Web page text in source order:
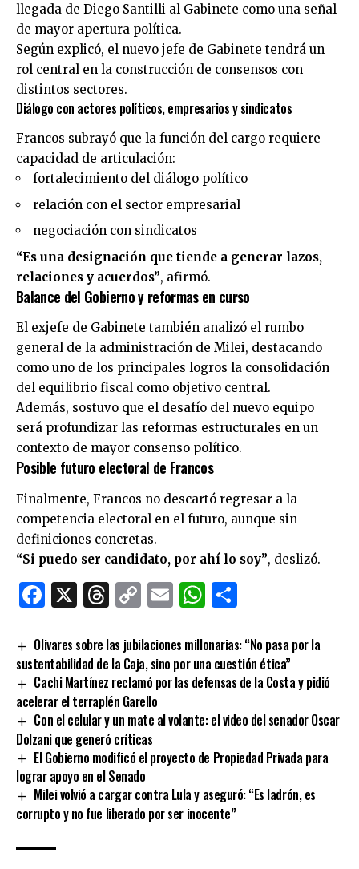
llegada de Diego Santilli al Gabinete como una señal
de mayor apertura política.
Según explicó, el nuevo jefe de Gabinete tendrá un
rol central en la construcción de consensos con
distintos sectores.
Diálogo con actores políticos, empresarios y sindicatos
Francos subrayó que la función del cargo requiere
capacidad de articulación:
fortalecimiento del diálogo político
relación con el sector empresarial
negociación con sindicatos
“Es una designación que tiende a generar lazos,
relaciones y acuerdos”, afirmó.
Balance del Gobierno y reformas en curso
El exjefe de Gabinete también analizó el rumbo
general de la administración de Milei, destacando
como uno de los principales logros la consolidación
del equilibrio fiscal como objetivo central.
Además, sostuvo que el desafío del nuevo equipo
será profundizar las reformas estructurales en un
contexto de mayor consenso político.
Posible futuro electoral de Francos
Finalmente, Francos no descartó regresar a la
competencia electoral en el futuro, aunque sin
definiciones concretas.
“Si puedo ser candidato, por ahí lo soy”, deslizó.
Facebook
X Threads
CopyEmailWhatsApp
Olivares sobre las jubilaciones millonarias: “No pasa por la
sustentabilidad de la Caja, sino por una cuestión ética”
Cachi Martínez reclamó por las defensas de la Costa y pidió
acelerar el terraplén Garello
Con el celular y un mate al volante: el video del senador Oscar
Dolzani que generó críticas
El Gobierno modificó el proyecto de Propiedad Privada para
lograr apoyo en el Senado
Milei volvió a cargar contra Lula y aseguró: “Es ladrón, es
corrupto y no fue liberado por ser inocente”